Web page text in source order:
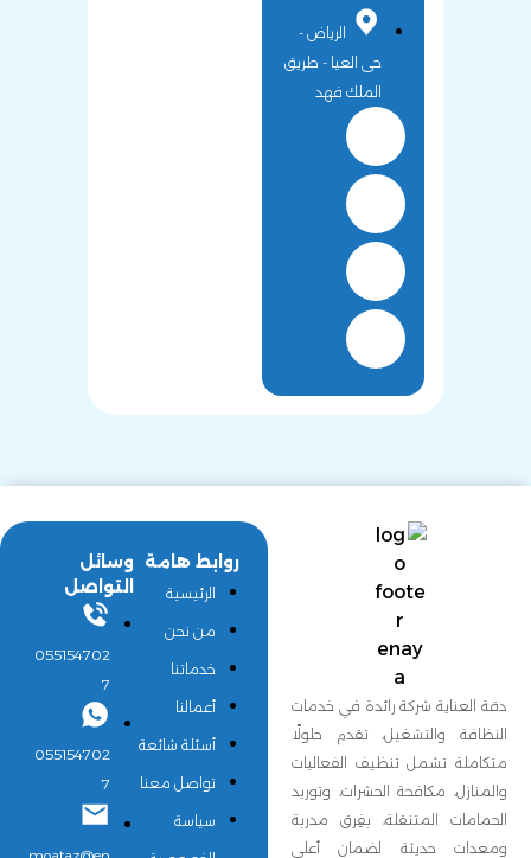
الرياض -
حى العيا - طريق
الملك فهد
دقة العناية شركة رائدة في خدمات
النظافة والتشغيل، تقدم حلولًا
متكاملة تشمل تنظيف الفعاليات
والمنازل، مكافحة الحشرات، وتوريد
الحمامات المتنقلة، بفِرق مدربة
ومعدات حديثة لضمان أعلى
روابط هامة
الرئيسية
من نحن
خدماتنا
أعمالنا
أسئلة شائعة
تواصل معنا
سياسة
وسائل
التواصل
055154702
7
055154702
7